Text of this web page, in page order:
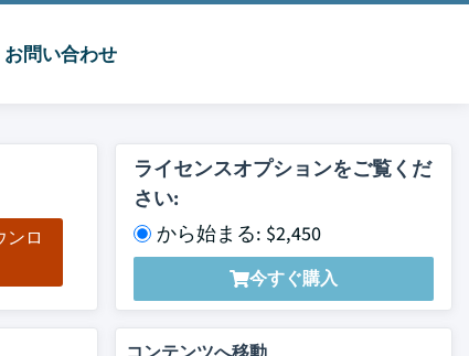
お問い合わせ
ンロ
ライセンスオプションをご覧くだ
さい:
から始まる: $2,450
今すぐ購入